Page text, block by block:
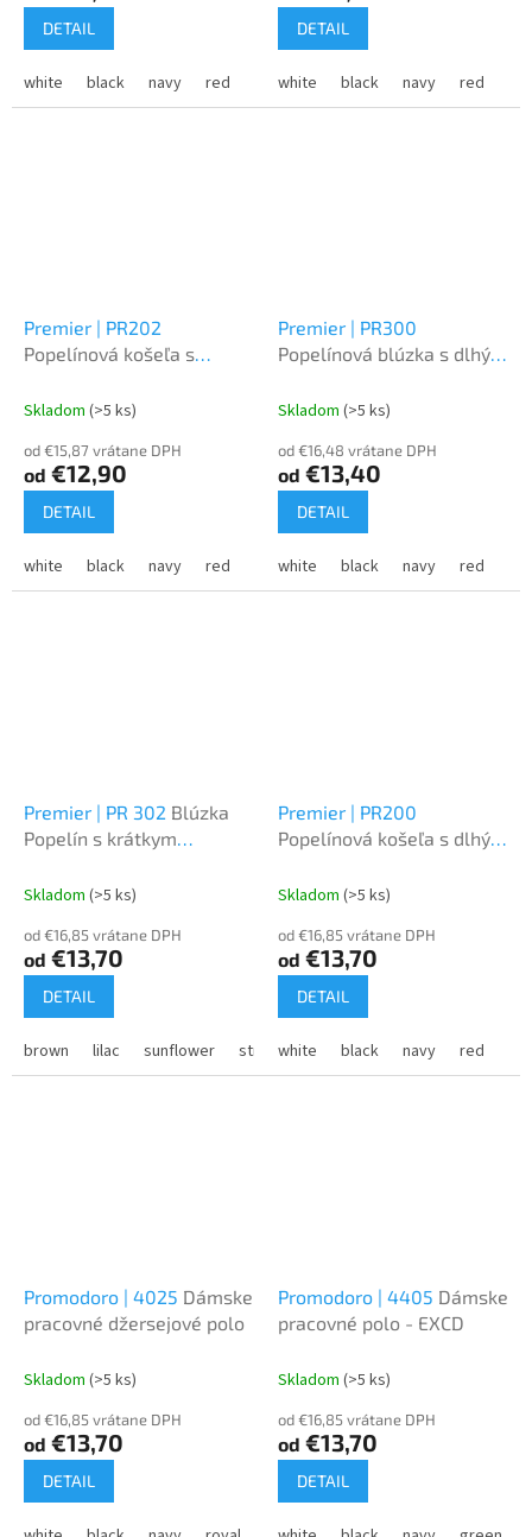
DETAIL
white black navy red light blue pink burgundy
DETAIL
white black navy red
Premier | PR202
Popelínová košeľa s
Skladom (>5 ks)
od €15,87 vrátane DPH
od €12,90
DETAIL
white black navy red royal khaki light blue burgundy
Premier | PR300
Popelínová blúzka s dlhým
Skladom (>5 ks)
od €16,48 vrátane DPH
od €13,40
DETAIL
white black navy red
Premier | PR 302 Blúzka
Popelín s krátkym
Skladom (>5 ks)
od €16,85 vrátane DPH
od €13,70
DETAIL
brown lilac sunflower strawberry red
Premier | PR200
Popelínová košeľa s dlhým
Skladom (>5 ks)
od €16,85 vrátane DPH
od €13,70
DETAIL
white black navy red
Promodoro | 4025 Dámske
pracovné džersejové polo
Skladom (>5 ks)
od €16,85 vrátane DPH
od €13,70
DETAIL
Promodoro | 4405 Dámske
pracovné polo - EXCD
Skladom (>5 ks)
od €16,85 vrátane DPH
od €13,70
DETAIL